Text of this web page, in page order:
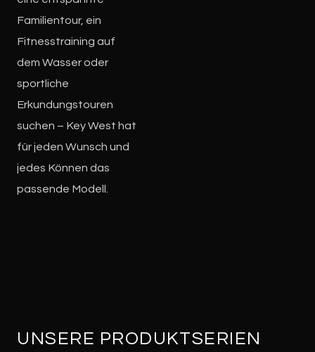
Familientour, ein
Fitnesstraining auf
dem Wasser oder
sportliche
Erkundungstouren
suchen – Key West hat
für jeden Wunsch und
jedes Können das
passende Modell.
UNSERE PRODUKTSERIEN